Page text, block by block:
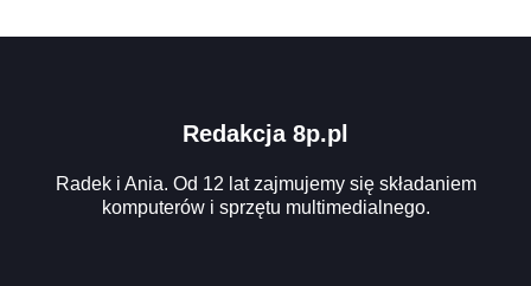
Redakcja 8p.pl
Radek i Ania. Od 12 lat zajmujemy się składaniem
komputerów i sprzętu multimedialnego.